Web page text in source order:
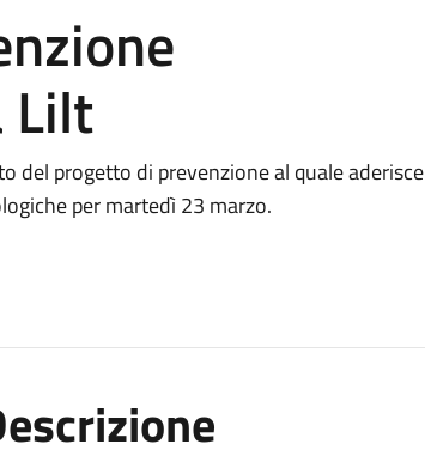
Lilt
del progetto di prevenzione al quale aderisce
per martedì 23 marzo.